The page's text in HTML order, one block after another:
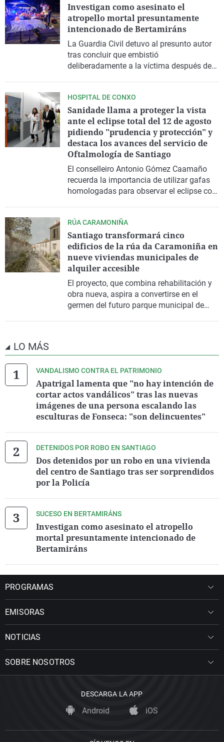
Investigan como asesinato el
atropello mortal presuntamente
intencionado de Bertamiráns
La Guardia Civil detuvo al presunto autor
tras concluir que embistió
deliberadamente a la víctima después de
HOSPITAL DE CONXO
Sanidade llama a proteger la vista
ante el eclipse total del 12 de agosto
pidiendo "prudencia y protección" y
destaca los avances del servicio de
Oftalmología de Santiago
El conselleiro Antonio Gómez Caamaño
recuerda la importancia de utilizar gafas
homologadas para observar el eclipse con
RÚA CARAMONIÑA
Santiago transformará cinco
edificios de la rúa da Caramoniña en
nueve viviendas municipales de
alquiler accesible
El proyecto, que combina rehabilitación y
obra nueva, aspira a convertirse en el
germen del futuro parque municipal de
LO MÁS
VANDALISMO CONTRA EL PATRIMONIO
Apatrigal lamenta que "no hay intención de
cortar actos vandálicos" tras las nuevas
imágenes de una persona escalando las
esculturas de Fonseca: "son delincuentes"
DETENIDOS POR ROBO EN SANTIAGO
Dos detenidos por un robo en una vivienda
del centro de Santiago tras ser sorprendidos
por la Policía
SUCESO EN BERTAMIRÁNS
Investigan como asesinato el atropello
mortal presuntamente intencionado de
Bertamiráns
PROGRAMAS
EMISORAS
NOTICIAS
SOBRE NOSOTROS
DESCARGA LA APP
Android iOS